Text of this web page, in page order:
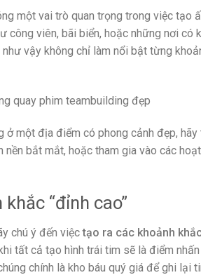
một vai trò quan trọng trong việc tạo
công viên, bãi biển, hoặc những nơi có
vậy không chỉ làm nổi bật từng
ở một địa điểm có phong cảnh đẹp,
nền bắt mắt, hoặc tham gia vào các
“đỉnh cao”
chú ý đến việctạo ra các khoảnh
tất cả tạo hình trái tim sẽ là điểm
chính là kho báu quý giá để ghi lại